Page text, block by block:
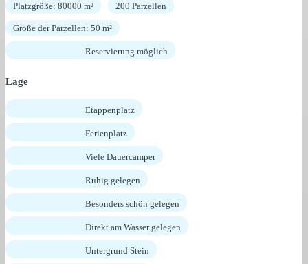
Platzgröße: 80000 m² 200 Parzellen
Größe der Parzellen: 50 m²
Reservierung möglich
Lage
Etappenplatz
Ferienplatz
Viele Dauercamper
Ruhig gelegen
Besonders schön gelegen
Direkt am Wasser gelegen
Untergrund Stein